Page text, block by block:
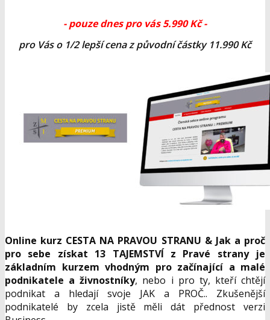
- pouze dnes pro vás 5.990 Kč -
pro Vás o 1/2 lepší cena z původní částky 11.990 Kč
Online kurz CESTA NA PRAVOU STRANU & Jak a proč
pro sebe získat 13 TAJEMSTVÍ z Pravé strany je
základním kurzem vhodným pro začínající a malé
podnikatele a živnostníky, nebo i pro ty, kteří chtějí
podnikat a hledají svoje JAK a PROČ.. Zkušenější
podnikatelé by zcela jistě měli dát přednost verzi